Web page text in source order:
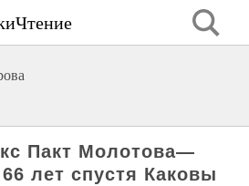
Пакт Молотова—
лет спустя Каковы